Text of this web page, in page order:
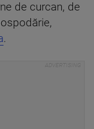
de curcan, de
.